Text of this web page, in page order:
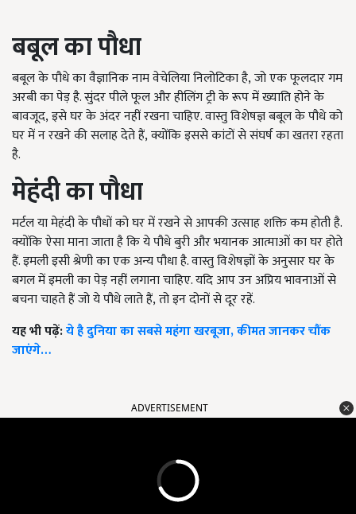
बबूल का पौधा
बबूल के पौधे का वैज्ञानिक नाम वेचेलिया निलोटिका है,जो एक फूलदार गम
अरबी का पेड़ है. सुंदर पीले फूल और हीलिंग ट्री के रूप में ख्याति होने के
बावजूद,इसे घर के अंदर नहीं रखना चाहिए. वास्तु विशेषज्ञ बबूल के पौधे को
घर में न रखने की सलाह देते हैं,क्योंकि इससे कांटों से संघर्ष का खतरा रहता
है.
मेहंदी का पौधा
मर्टल या मेहंदी के पौधों को घर में रखने से आपकी उत्साह शक्ति कम होती है.
क्योंकि ऐसा माना जाता है कि ये पौधे बुरी और भयानक आत्माओं का घर होते
हैं. इमली इसी श्रेणी का एक अन्य पौधा है. वास्तु विशेषज्ञों के अनुसार घर के
बगल में इमली का पेड़ नहीं लगाना चाहिए. यदि आप उन अप्रिय भावनाओं से
बचना चाहते हैं जो ये पौधे लाते हैं,तो इन दोनों से दूर रहें.
यह भी पढ़ें:ये है दुनिया का सबसे महंगा खरबूजा, कीमत जानकर चौंक
जाएंगे…
ADVERTISEMENT